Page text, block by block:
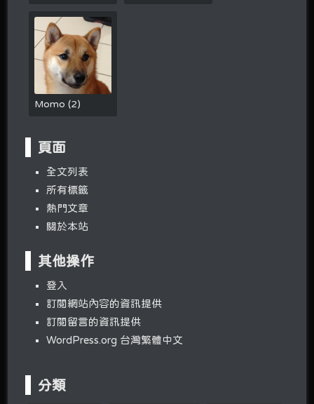
Momo(2)
頁面
全文列表
所有標籤
熱門文章
關於本站
其他操作
登入
訂閱網站內容的資訊提供
訂閱留言的資訊提供
WordPress.org 台灣繁體中文
分類